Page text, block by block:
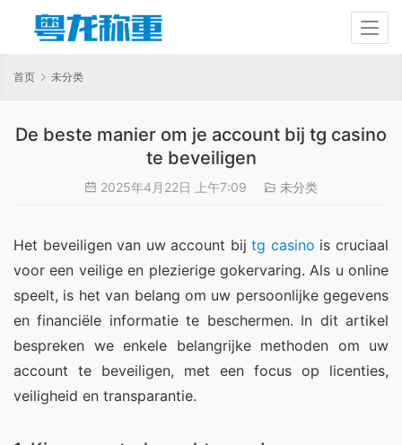
首页 未分类
De beste manier om je account bij tg casino
te beveiligen
2025年4月22日 上午7:09 未分类
Het beveiligen van uw account bij tg casino is cruciaal
voor een veilige en plezierige gokervaring. Als u online
speelt, is het van belang om uw persoonlijke gegevens
en financiële informatie te beschermen. In dit artikel
bespreken we enkele belangrijke methoden om uw
account te beveiligen, met een focus op licenties,
veiligheid en transparantie.